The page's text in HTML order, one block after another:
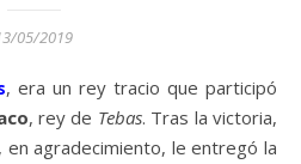
05/2019
, era un rey tracio que participó
, rey de Tebas. Tras la victoria,
, en agradecimiento, le entregó la